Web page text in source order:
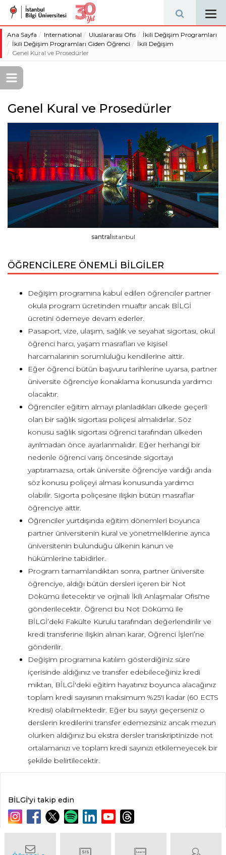
Ana Sayfa International Uluslararası Ofis
İkili Değişim Programları
İkili Değişim Programları Giden Öğrenci
İkili Değişim
Genel Kural ve Prosedürler
Genel Kural ve Prosedürler
santralistanbul
ÖĞRENCİLERE ÖNEMLİ BİLGİLER
Değişim programına kabul edilen öğrenciler partner
okula program ücretinden muaftır ancak BİLGİ
ücretini ödemeye devam ederler.
Pasaport, vize, ulaşım, sağlık ve seyahat sigortası, okul
öğrenci harcı, yaşam masrafları ve kişisel
harcamalarının sorumluluğu kendilerine aittir.
Eğer öğrenci bütün başvuru tarihlerine uyarsa, partner
üniversite öğrenciye konaklama konusunda yardımcı
olacaktır.
Öğrenciler eğitim almayı planladıkları ülkede geçerli
olan bir sağlık sigortası poliçesi almalıdırlar. Söz
konusu sağlık sigortası öğrenci tarafından ülkeden
ayrılmadan önce ayarlanmalıdır. Eğer herhangi bir
nedenle öğrenci varış öncesinde sigortayı
yaptıramazsa, ortak üniversite öğrenciye vardığı anda
söz konusu poliçeyi alması konusunda yardımcı
olabilir. Sigorta poliçesine ilişkin bütün masraflar
öğrenciye aittir.
Öğrenciler yurtdışında eğitim dönemleri boyunca
partner üniversitenin kural ve yönetmeliklerine ayrıca
üniversitenin bulunduğu ülkenin kanun ve
hükümlerine tabidirler.
Program tamamlandıktan sonra, partner üniversite
öğrenciye, aldığı bütün dersleri içeren bir Not
Dökümü iletecektir ve orjinali İkili Anlaşmalar Ofisi'ne
gönderilecektir. Öğrenci bu Not Dökümü ile
BİLGİ’deki Fakülte Kurulu tarafından değerlendirilir ve
kredi transferine ilişkin alınan karar, Öğrenci İşleri’ne
gönderilir.
Değişim programına katılım gösterdiğiniz süre
içerisinde aldığınız ve transfer edebileceğiniz kredi
miktarı, BİLGİ'deki eğitim hayatınız boyunca alacağınız
toplam kredi sayısının maksimum %25'i kadar (60 ECTS
Kredisi) olabilmektedir. Eğer bu sayıyı geçerseniz o
derslerin kredilerini transfer edemezsiniz ancak mezun
olurken aldığınız bu ekstra dersler transkriptinizde not
ortalamanızı ve toplam kredi sayınızı etkilemeyecek bir
şekilde belirtilecektir.
BİLGİ'yi takip edin